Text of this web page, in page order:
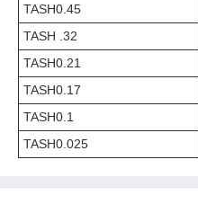
TASH0.45
TASH .32
TASH0.21
TASH0.17
TASH0.1
TASH0.025